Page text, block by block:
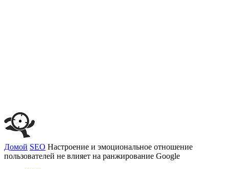
Домой SEO Настроение и эмоциональное отношение
пользователей не влияет на ранжирование Google